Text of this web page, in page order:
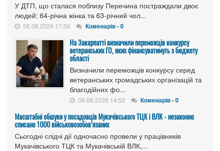
У ДТП, що сталася поблизу Перечина постраждали двоє
людей: 64-річна жінка та 63-річний чол...
06.08.2026 17:56 Коменарів - 0
На Закарпатті визначили переможців конкурсу
ветеранських ГО, яких фінансуватимуть з бюджету
області
Визначили переможців конкурсу серед
ветеранських громадських організацій та
благодійних фо...
06.08.2026 14:52 Коменарів - 0
Масштабні обшуки у посадовців Мукачівського ТЦК і ВЛК - незаконно
списано 1000 військовозобов’язаних
Сьогодні слідчі дії одночасно провели у працівників
Мукачівського ТЦК та Мукачівській ВЛК,...